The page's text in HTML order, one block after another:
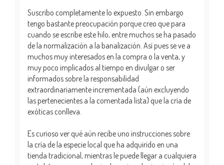
Suscribo completamente lo expuesto. Sin embargo
tengo bastante preocupación porque creo que para
cuando se escribe este hilo, entre muchos se ha pasado
de la normalización a la banalización. Así pues se ve a
muchos muy interesados en la compra o la venta, y
muy poco implicados al tiempo en divulgar o ser
informados sobre la responsabilidad
extraordinariamente incrementada (aún excluyendo
las pertenecientes a la comentada lista) que la cría de
exóticas conlleva.
Es curioso ver qué aún recibe uno instrucciones sobre
la cría de la especie local que ha adquirido en una
tienda tradicional, mientras le puede llegar a cualquiera